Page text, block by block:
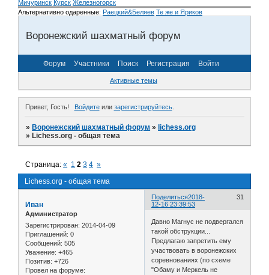
Мичуринск Курск Железногорск
Альтернативно одаренные: Раецкий&Беляев Те же и Яриков
Воронежский шахматный форум
Форум Участники Поиск Регистрация Войти
Активные темы
Привет, Гость! Войдитеили зарегистрируйтесь.
»Воронежский шахматный форум »lichess.org
»Lichess.org - общая тема
Lichess.org - общая тема
Страница:« 1 2 3 4 »
Поделиться 31
2018-
12-16 23:39:53
Иван
Администратор
Зарегистрирован: 2014-04-09
Приглашений: 0
Сообщений: 505
Уважение: +465
Позитив: +726
Провел на форуме:
Давно Магнус не подвергался
такой обструкции...
Предлагаю запретить ему
участвовать в воронежских
соревнованиях (по схеме
"Обаму и Меркель не